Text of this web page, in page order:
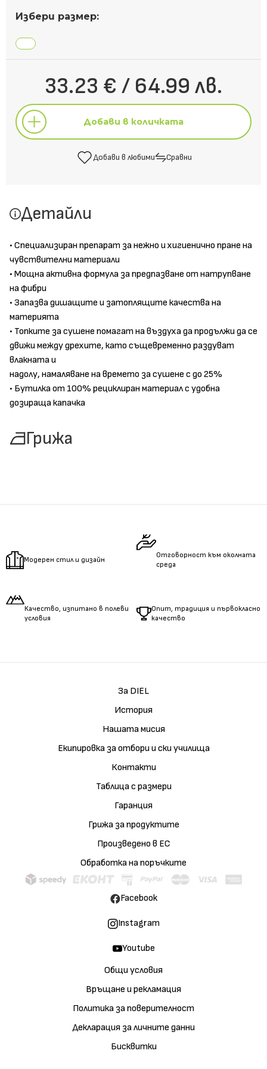
Избери размер:
33.23 € / 64.99 лв.
Добави в количката
Добави в любими Сравни
Детайли
• Специализиран препарат за нежно и хигиенично пране на
чувствителни материали
• Мощна активна формула за предпазване от натрупване
на фибри
• Запазва дишащите и затоплящите качества на
материята
• Топките за сушене помагат на въздуха да продължи да се
движи между дрехите, като същевременно раздуват
влакната и
надолу, намаляване на времето за сушене с до 25%
• Бутилка от 100% рециклиран материал с удобна
дозираща капачка
Грижа
Модерен стил и дизайн
Отговорност към околната
среда
Качество, изпитано в полеви
условия
Опит, традиция и първокласно
качество
За DIEL
История
Нашата мисия
Екипировка за отбори и ски училища
Контакти
Таблица с размери
Гаранция
Грижа за продуктите
Произведено в ЕС
Обработка на поръчките
Общи условия
Връщане и рекламация
Политика за поверителност
Декларация за личните данни
Бисквитки
Facebook
Instagram
Youtube